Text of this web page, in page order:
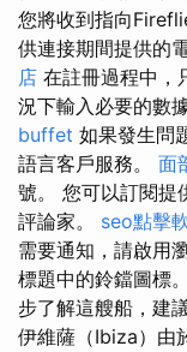
您將收到指向
供連接期間提供的
店 在註冊過程中，
況下輸入必要的數
buffet 如果發生問
語言客戶服務。 面
號。 您可以訂閱提
評論家。 seo點擊
需要通知，請啟用
標題中的鈴鐺圖標。
步了解這艘船，建
伊維薩（Ibiza）由